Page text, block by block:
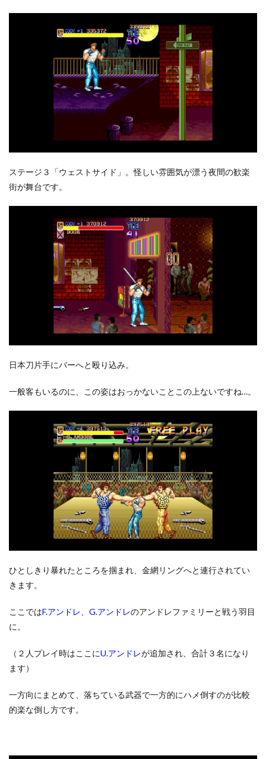
ステージ３「ウェストサイド」。怪しい雰囲気が漂う夜間の歓楽
街が舞台です。
日本刀片手にバーへと殴り込み。
一般客もいるのに、この姿はおっかないことこの上ないですね…。
ひとしきり暴れたところを掴まれ、金網リングへと連行されてい
きます。
ここではF.アンドレ G.アンドレのアンドレファミリーと戦う羽目
に。
（２人プレイ時はここにU.アンドレが追加され、合計３名になり
ます）
一方向にまとめて、落ちている武器で一方的にハメ倒すのが比較
的楽な倒し方です。